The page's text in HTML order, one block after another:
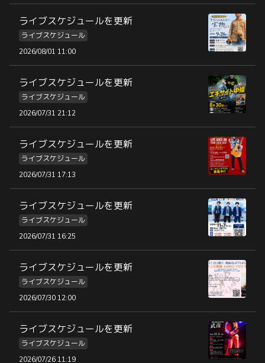
ライブスケジュールを更新
ライブスケジュール
2026/08/01 11:00
ライブスケジュールを更新
ライブスケジュール
2026/07/31 21:12
ライブスケジュールを更新
ライブスケジュール
2026/07/31 17:13
ライブスケジュールを更新
ライブスケジュール
2026/07/31 16:25
ライブスケジュールを更新
ライブスケジュール
2026/07/30 12:00
ライブスケジュールを更新
ライブスケジュール
2026/07/26 11:19